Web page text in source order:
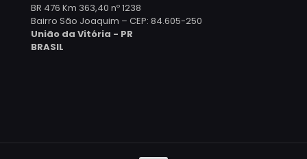
BR 476 Km 363,40 nº 1238
Bairro São Joaquim – CEP: 84.605-250
União da Vitória - PR
BRASIL